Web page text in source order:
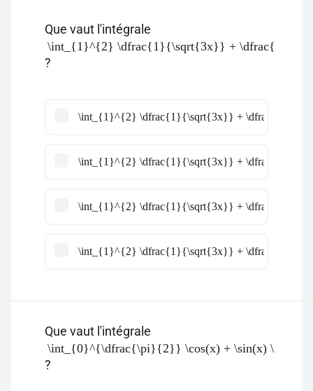
Que vaut l'intégrale
\int_{1}^{2} \dfrac{1}{\sqrt{3x}} +
?
\int_{1}^{2} \dfrac{1}{\sqrt{3x}} +
\int_{1}^{2} \dfrac{1}{\sqrt{3x}} +
\int_{1}^{2} \dfrac{1}{\sqrt{3x}} +
\int_{1}^{2} \dfrac{1}{\sqrt{3x}} +
Que vaut l'intégrale
\int_{0}^{\dfrac{\pi}{2}} \cos(x) + \sin(x) \,
?